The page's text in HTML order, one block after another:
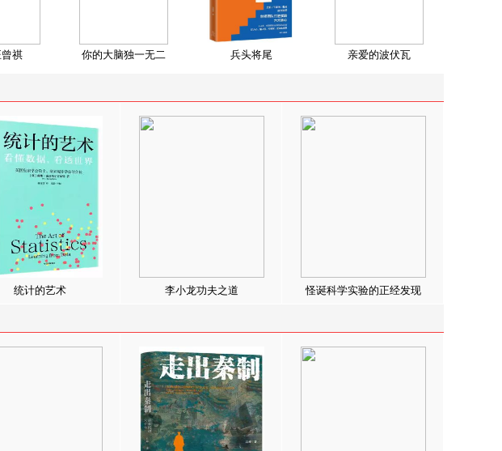
祺 你的大脑独一无二 兵头将尾 亲爱的波伏瓦
统计的艺术 李小龙功夫之道 怪诞科学实验的正经发现